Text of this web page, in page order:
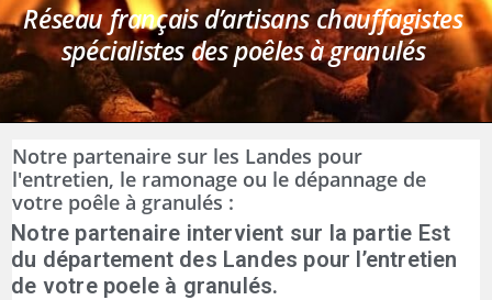
Réseau français d’artisans chauffagistes
spécialistes des poêles à granulés
Notre partenaire sur les Landes pour
l'entretien, le ramonage ou le dépannage de
votre poêle à granulés :
Notre partenaire intervient sur la partie Est
du département des Landes pour l’entretien
de votre poele à granulés.